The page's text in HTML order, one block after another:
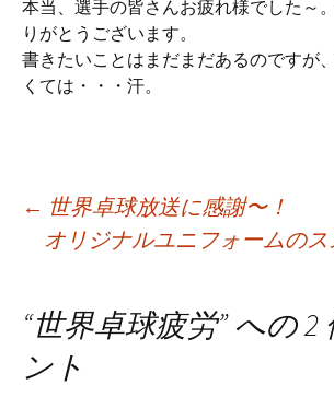
本当、選手の皆さんお疲れ様でした～
りがとうございます。
書きたいことはまだまだあるのですが
くては・・・汗。
Post
navigation
← 世界卓球放送に感謝〜！
オリジナルユニフォームのス
“世界卓球疲労” への 2
ント